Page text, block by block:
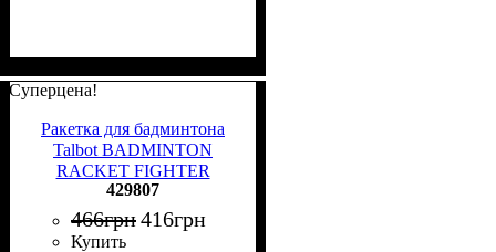
Суперцена!
Ракетка для бадминтона
Talbot BADMINTON
RACKET FIGHTER
салатово-оранжевая 429807
429807
466грн416грн
Купить